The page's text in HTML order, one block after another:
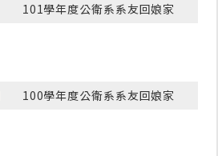
101學年度公衛系系友回娘家
100學年度公衛系系友回娘家